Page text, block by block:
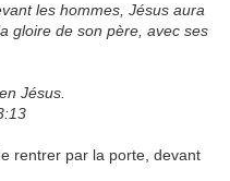
les hommes, Jésus aura
gloire de son père, avec ses
Jésus.
rentrer par la porte, devant